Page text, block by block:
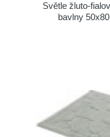
Světle žluto-
bavlny